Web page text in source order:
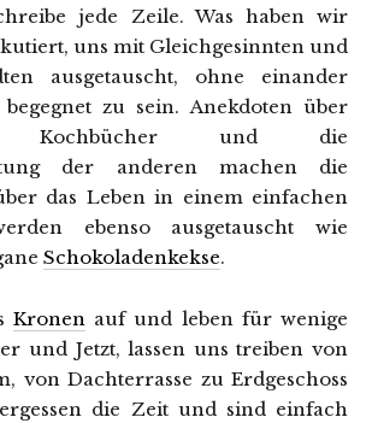
jede Zeile. Was haben wir
uns mit Gleichgesinnten und
ausgetauscht, ohne einander
zu sein. Anekdoten über
Kochbücher und die
der anderen machen die
das Leben in einem einfachen
ebenso ausgetauscht wie
Schokoladenkekse.
Kronenauf und leben für wenige
und Jetzt, lassen uns treiben von
von Dachterrasse zu Erdgeschoss
die Zeit und sind einfach